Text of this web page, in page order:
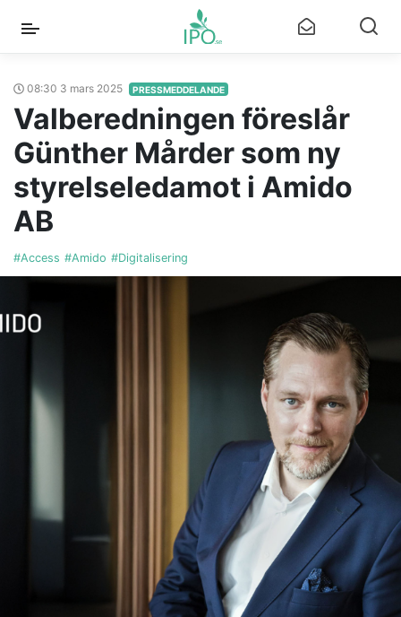
08:30 3 mars 2025 PRESSMEDDELANDE
Valberedningen föreslår
Günther Mårder som ny
styrelseledamot i Amido
AB
#Access #Amido #Digitalisering